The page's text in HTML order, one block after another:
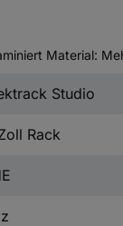
Material:
Studio
Rack